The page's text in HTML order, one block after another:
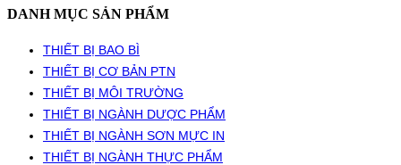
DANH MỤC SẢN PHẨM
THIẾT BỊ BAO BÌ
THIẾT BỊ CƠ BẢN PTN
THIẾT BỊ MÔI TRƯỜNG
THIẾT BỊ NGÀNH DƯỢC PHẨM
THIẾT BỊ NGÀNH SƠN MỰC IN
THIẾT BỊ NGÀNH THỰC PHẨM